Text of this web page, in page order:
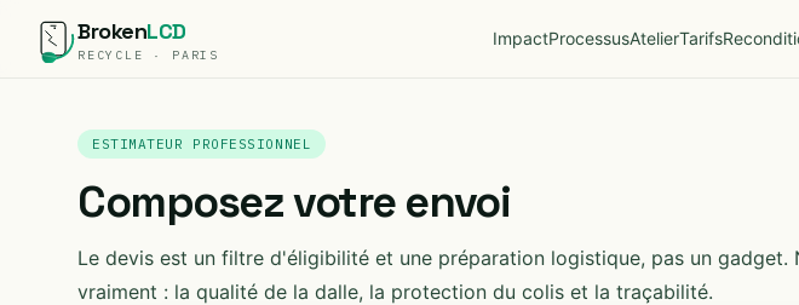
BrokenLCD
RECYCLE · PARIS
ImpactProcessusAtelierTarifs
ESTIMATEUR PROFESSIONNEL
Composez votre envoi
Le devis est un filtre d'éligibilité et une préparation logistique, pas un
vraiment : la qualité de la dalle, la protection du colis et la traçabilité.